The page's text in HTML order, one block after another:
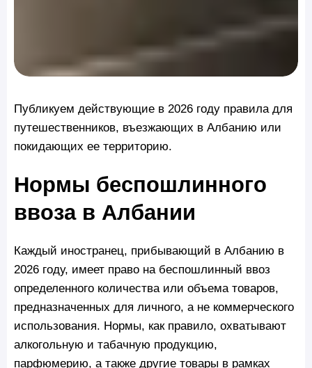
Публикуем действующие в 2026 году правила для
путешественников, въезжающих в Албанию или
покидающих ее территорию.
Нормы беспошлинного
ввоза в Албании
Каждый иностранец, прибывающий в Албанию в
2026 году, имеет право на беспошлинный ввоз
определенного количества или объема товаров,
предназначенных для личного, а не коммерческого
использования. Нормы, как правило, охватывают
алкогольную и табачную продукцию,
парфюмерию, а также другие товары в рамках